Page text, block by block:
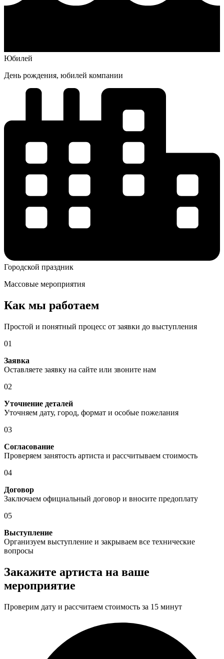
Юбилей
День рождения, юбилей компании
Городской праздник
Массовые мероприятия
Как мы работаем
Простой и понятный процесс от заявки до выступления
01
Заявка
Оставляете заявку на сайте или звоните нам
02
Уточнение деталей
Уточняем дату, город, формат и особые пожелания
03
Согласование
Проверяем занятость артиста и рассчитываем стоимость
04
Договор
Заключаем официальный договор и вносите предоплату
05
Выступление
Организуем выступление и закрываем все технические
вопросы
Закажите артиста на ваше
мероприятие
Проверим дату и рассчитаем стоимость за 15 минут